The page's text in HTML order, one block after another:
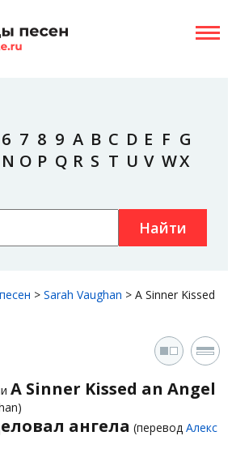
6 7 8 9 A B C D E F G
N O P Q R S T U V WX
Найти
> Sarah Vaughan > A Sinner Kissed
A Sinner Kissed an Angel
ангела (перевод Алекс